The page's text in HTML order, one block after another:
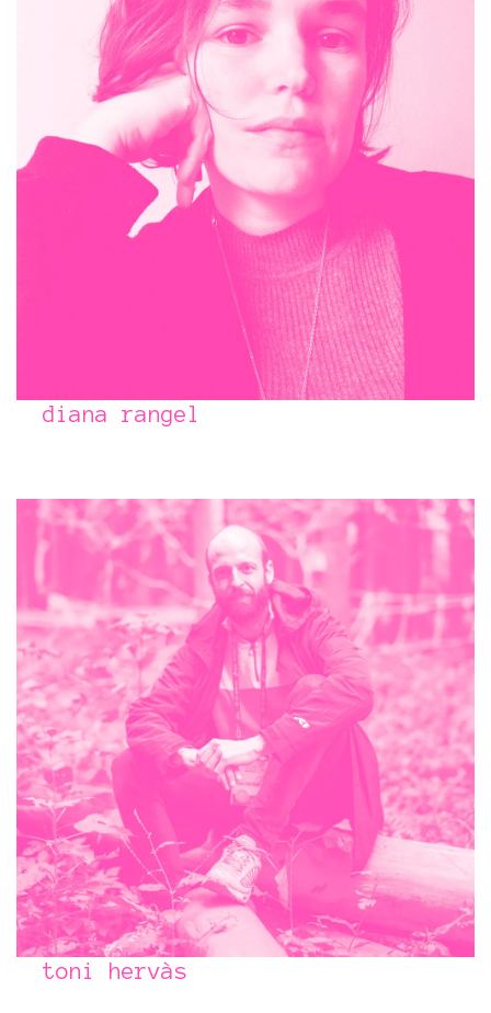
diana rangel
toni hervàs